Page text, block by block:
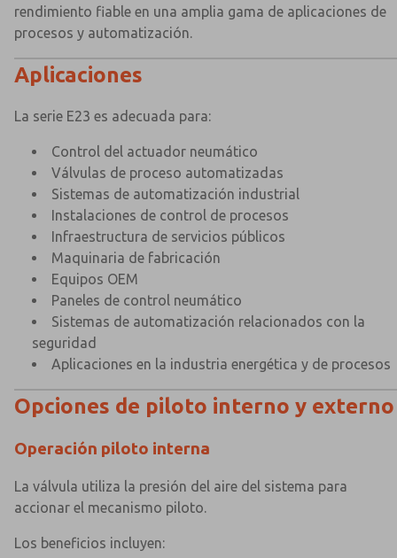
rendimiento fiable en una amplia gama de aplicaciones de
procesos y automatización.
Aplicaciones
La serie E23 es adecuada para:
Control del actuador neumático
Válvulas de proceso automatizadas
Sistemas de automatización industrial
Instalaciones de control de procesos
Infraestructura de servicios públicos
Maquinaria de fabricación
Equipos OEM
Paneles de control neumático
Sistemas de automatización relacionados con la
seguridad
Aplicaciones en la industria energética y de procesos
Opciones de piloto interno y externo
Operación piloto interna
La válvula utiliza la presión del aire del sistema para
accionar el mecanismo piloto.
Los beneficios incluyen: